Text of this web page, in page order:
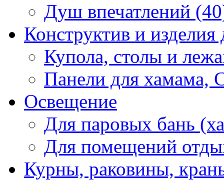
Душ впечатлений
Конструктив и изделия
Купола, столы и
Панели для
Освещение
Для паровых бань
Для помещений
Курны, раковины,